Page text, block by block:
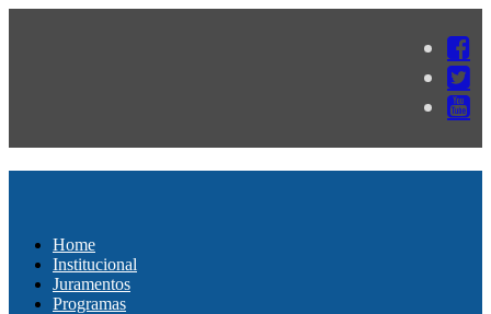
Home
Institucional
Juramentos
Programas